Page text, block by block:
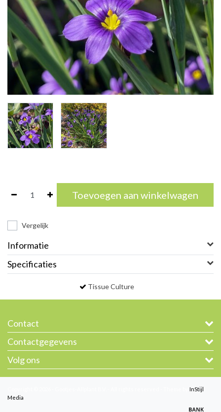
Toevoegen aan winkelwagen
Vergelijk
Informatie
Specificaties
Tissue Culture
Contact
Contactgegevens
Volg ons
InStijl
Media